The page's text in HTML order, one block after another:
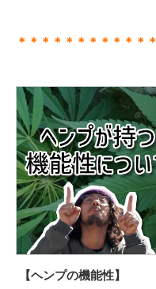
＊＊＊＊＊＊＊＊＊＊＊
【ヘンプの機能性】